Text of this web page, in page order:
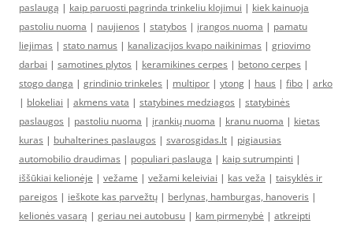
paslaugą | kaip paruosti pagrinda trinkeliu klojimui | kiek kainuoja
pastoliu nuoma | naujienos | statybos | įrangos nuoma | pamatu
liejimas | stato namus | kanalizacijos kvapo naikinimas | griovimo
darbai | samotines plytos | keramikines cerpes | betono cerpes |
stogo danga | grindinio trinkeles | multipor | ytong | haus | fibo | arko
| blokeliai | akmens vata | statybines medziagos | statybinės
paslaugos | pastoliu nuoma | įrankių nuoma | kranu nuoma | kietas
kuras | buhalterines paslaugos | svarosgidas.lt | pigiausias
automobilio draudimas | populiari paslauga | kaip sutrumpinti |
iššūkiai kelionėje | vežame | vežami keleiviai | kas veža | taisyklės ir
pareigos | ieškote kas parvežtų | berlynas, hamburgas, hanoveris |
kelionės vasarą | geriau nei autobusu | kam pirmenybė | atkreipti